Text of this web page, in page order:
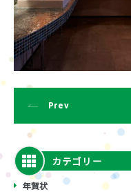
Prev
カテゴリー
年賀状